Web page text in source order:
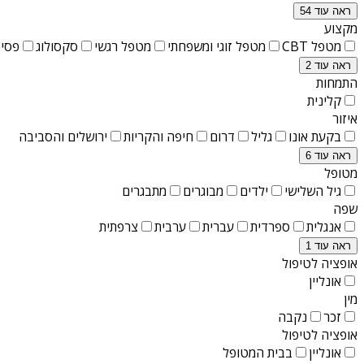
ראה עוד 54
מקצוע
מטפל CBT
מטפל זוגי ומשפחתי מטפל רגשי סקסולוג
ראה עוד 2
התמחות
קלינית
איזור
בקעת אונו
גליל דרום חיפה והקריות ירושלים והסביבה
ראה עוד 6
מטופל
גיל השלישי
ילדים מבוגרים
מתבגרים
שפה
אנגלית
ספרדית עברית ערבית צרפתית
ראה עוד 1
אופציה לטיפול
אונליין
מין
זכר
נקבה
אופציה לטיפול
אונליין
בבית המטופל